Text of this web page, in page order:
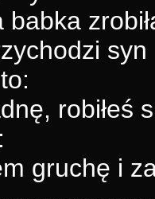
babka
robiłeś
gruchę i